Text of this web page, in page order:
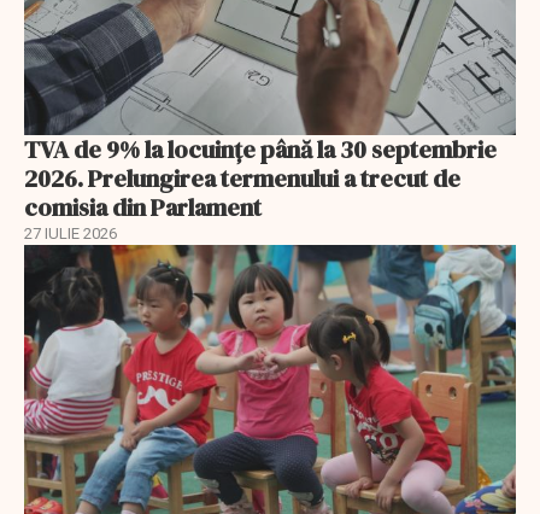
TVA de 9% la locuințe până la 30 septembrie
2026. Prelungirea termenului a trecut de
comisia din Parlament
27 IULIE 2026